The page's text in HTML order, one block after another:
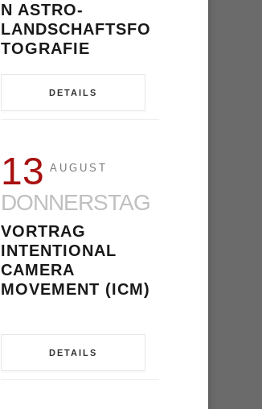
N ASTRO-
LANDSCHAFTSFO
TOGRAFIE
DETAILS
13 AUGUST
DONNERSTAG
VORTRAG
INTENTIONAL
CAMERA
MOVEMENT (ICM)
DETAILS